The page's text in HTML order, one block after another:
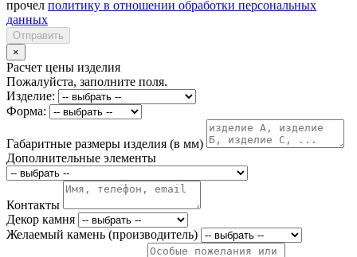
прочел политику в отношении обработки персональных
данных
Отправить
×
Расчет цены изделия
Пожалуйста, заполните поля.
Изделие:
Форма:
Габаритные размеры изделия (в мм)
Дополнительные элементы
Контакты
Декор камня
Желаемый камень (производитель)